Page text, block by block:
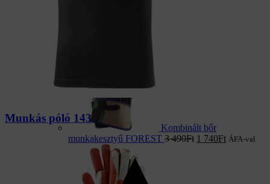
Kombinált bőr
munkakesztyű FOREST 3 490Ft 1 740Ft ÁFA-val
Munkás póló 143